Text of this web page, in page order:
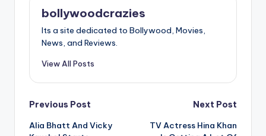
bollywoodcrazies
Its a site dedicated to Bollywood, Movies,
News, and Reviews.
View All Posts
Post
Previous Post
Alia Bhatt And Vicky
Next Post
TV Actress Hina Khan